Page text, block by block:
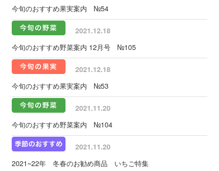
今旬のおすすめ果実案内 №54
2021.12.18
今旬のおすすめ野菜案内 12月号 №105
2021.12.18
今旬のおすすめ果実案内 №53
2021.11.20
今旬のおすすめ野菜案内 №104
2021.11.20
2021~22年 冬春のお勧め商品 いちご特集